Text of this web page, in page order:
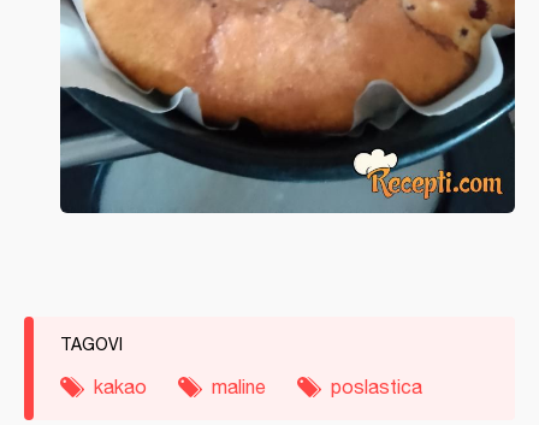
TAGOVI
kakao maline poslastica